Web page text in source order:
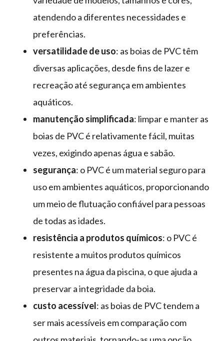
atendendo a diferentes necessidades e
preferências.
versatilidade de uso: as boias de PVC têm
diversas aplicações, desde fins de lazer e
recreação até segurança em ambientes
aquáticos.
manutenção simplificada: limpar e manter as
boias de PVC é relativamente fácil, muitas
vezes, exigindo apenas água e sabão.
segurança: o PVC é um material seguro para
uso em ambientes aquáticos, proporcionando
um meio de flutuação confiável para pessoas
de todas as idades.
resistência a produtos químicos: o PVC é
resistente a muitos produtos químicos
presentes na água da piscina, o que ajuda a
preservar a integridade da boia.
custo acessível: as boias de PVC tendem a
ser mais acessíveis em comparação com